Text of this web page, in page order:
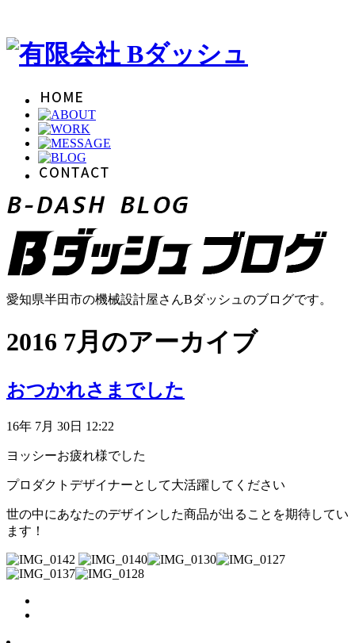
愛知県半田市の機械設計屋さんBダッシュのブログです。
2016 7月のアーカイブ
おつかれさまでした
16年 7月 30日 12:22
ヨッシーお疲れ様でした
プロダクトデザイナーとして大活躍してください
世の中にあなたのデザインした商品が出ることを期待してい
ます！